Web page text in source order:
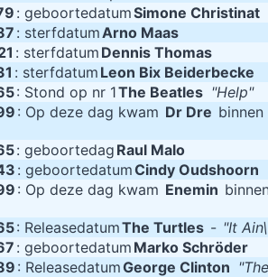
niet afgesproken'-uitdrukking op zijn gezich
dat hij dronken is, moet de derde gaan
maffen .
electrocutified
Det tager kun et minut, og du modtager en
fantastisk pris.
zich belachelijk maken in de media, door
allerlei waanbeelden zoals complottheorieën,
: geboortedatumSimone Christinat
: sterfdatumArno Maas
: sterfdatum Dennis Thomas
: sterfdatum Leon Bix Beiderbecke
: Stond op nr 1The Beatles "Help"
: Op deze dag kwam Dr Dre
: geboortedag Raul Malo
: geboortedatumCindy Oudshoorn
: Op deze dag kwam Enemin
: ReleasedatumThe Turtles - "It
: geboortedatum Marko Schröder
: ReleasedatumGeorge Clinton